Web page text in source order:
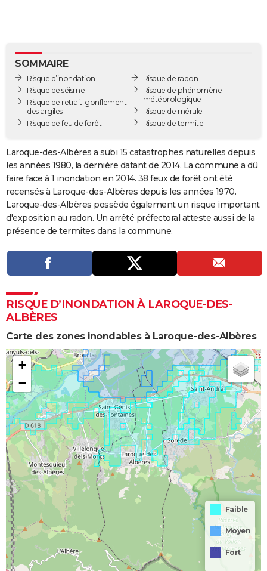
BONS PLANS
CARTE DE VOEUX
Carte de Noël
Carte Bonne année
Carte Saint-Valentin
Carte Pâques
Carte d'anniversaire
DICTIONNAIRE
COPAINS D'AVANT
S'inscrire
Se connecter
Lycées
Collèges
Primaires
Universités
Entreprises
Service militaire
Avis de recherche
AVIS DE DÉCÈS
FORUM
Bricolage
Lifestyle
Culture
Sport
Auto
Television
Voyage
Cinema
SOMMAIRE
Risque d’inondation
Risque de séisme
Risque de retrait-gonflement
des argiles
Risque de feu de forêt
Risque de radon
Risque de phénomène
météorologique
Risque de mérule
Risque de termite
Laroque-des-Albères a subi 15 catastrophes naturelles depuis
les années 1980, la dernière datant de 2014. La commune a dû
faire face à 1 inondation en 2014. 38 feux de forêt ont été
recensés à Laroque-des-Albères depuis les années 1970.
Laroque-des-Albères possède également un risque important
d'exposition au radon. Un arrêté préfectoral atteste aussi de la
présence de termites dans la commune.
RISQUE D’INONDATION À LAROQUE-DES-
ALBÈRES
Carte des zones inondables à Laroque-des-Albères
+
−
Faible
Moyen
Fort